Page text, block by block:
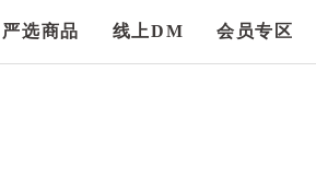
严选商品 线上DM 会员专区